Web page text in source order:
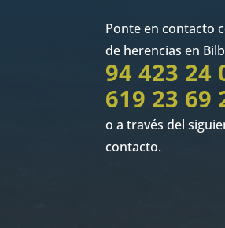
Ponte en contacto
de herencias en
94 423 24
619 23 69
o a través del
contacto.